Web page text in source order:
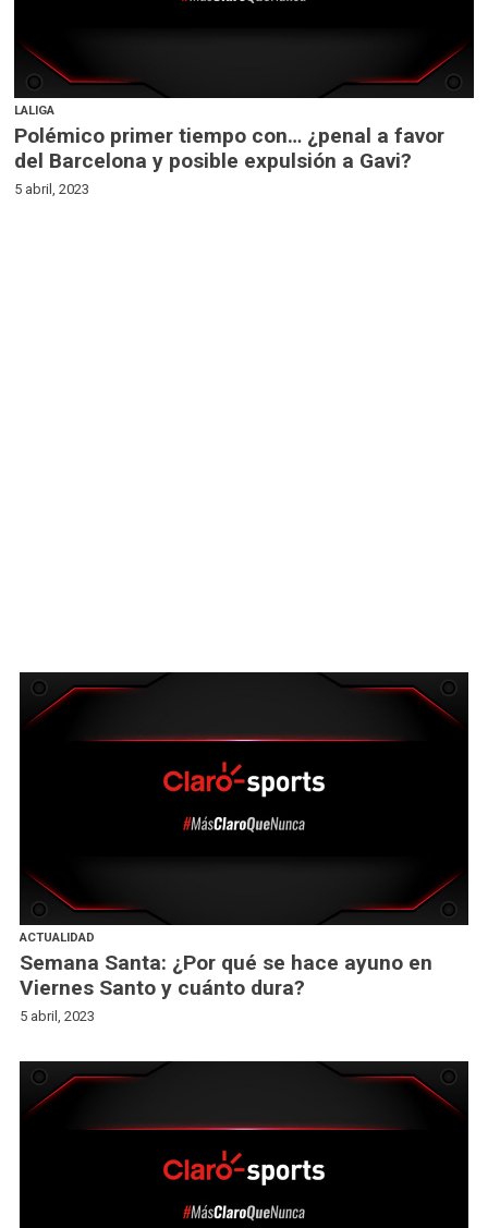
ACTUALIDAD
Semana Santa: ¿Por qué se hace ayuno en
Viernes Santo y cuánto dura?
5 abril, 2023
LALIGA
Polémico primer tiempo con… ¿penal a favor
del Barcelona y posible expulsión a Gavi?
5 abril, 2023